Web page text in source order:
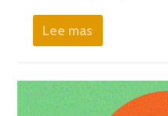
Lee mas